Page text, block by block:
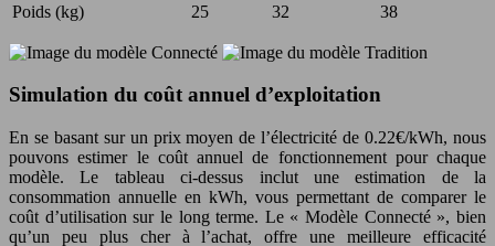
Poids (kg)
25 32 38
Simulation du coût annuel d’exploitation
En se basant sur un prix moyen de l’électricité de 0.22€/kWh, nous
pouvons estimer le coût annuel de fonctionnement pour chaque
modèle. Le tableau ci-dessus inclut une estimation de la
consommation annuelle en kWh, vous permettant de comparer le
coût d’utilisation sur le long terme. Le « Modèle Connecté », bien
qu’un peu plus cher à l’achat, offre une meilleure efficacité